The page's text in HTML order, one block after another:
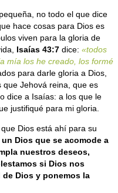
no todo el que dice
hace cosas para Dios es
viven para la gloria de
Isaías 43:7 dice: «todos
mía los he creado, los formé
para darle gloria a Dios,
que Jehová reina, que es
dice a Isaías: a los que le
justifiqué para mi gloria.
Dios está ahí para su
Dios que se acomode a
nuestros deseos,
si Dios nos
Dios y ponemos la